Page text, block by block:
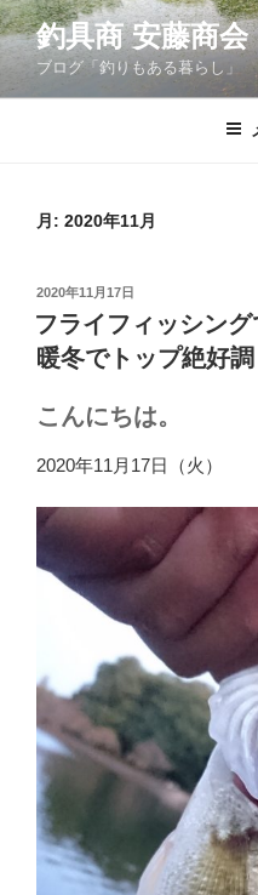
コ
ン
テ
ン
釣具商 安藤商会
ブログ「釣りもある暮らし」
月: 2020年11月
投
稿
日:
2020年11月17日
フライフィッシン
暖冬でトップ絶好調
こんにちは。
2020年11月17日（火）